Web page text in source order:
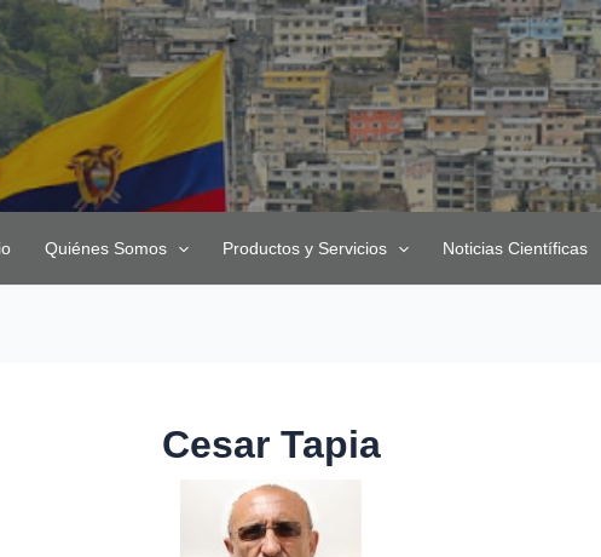
Quiénes Somos Productos y Servicios Noticias Científicas
Cesar Tapia